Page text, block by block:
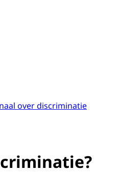
over discriminatie